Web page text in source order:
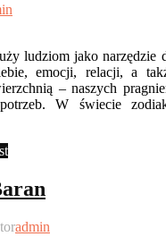
ludziom jako narzędzie
emocji, relacji, a
– naszych
W świecie
admin